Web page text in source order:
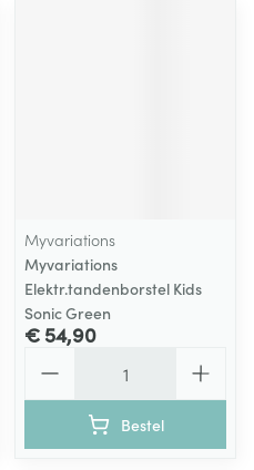
Myvariations
Myvariations
Elektr.tandenborstel Kids
Sonic Green
€ 54,90
Bestel